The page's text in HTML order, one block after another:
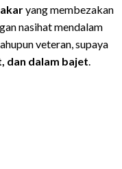
yang membezakan
nasihat mendalam
veteran, supaya
dan dalam bajet